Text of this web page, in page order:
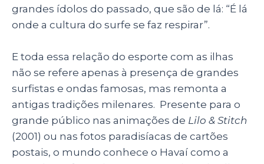
grandes ídolos do passado, que são de lá: “É lá
onde a cultura do surfe se faz respirar”.
E toda essa relação do esporte com as ilhas
não se refere apenas à presença de grandes
surfistas e ondas famosas, mas remonta a
antigas tradições milenares. Presente para o
grande público nas animações de Lilo & Stitch
(2001) ou nas fotos paradisíacas de cartões
postais, o mundo conhece o Havaí como a